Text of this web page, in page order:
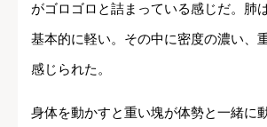
がゴロゴロと詰まっている感じだ。肺
基本的に軽い。その中に密度の濃い、
感じられた。
身体を動かすと重い塊が体勢と一緒に